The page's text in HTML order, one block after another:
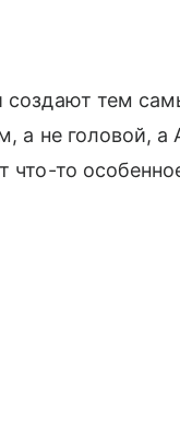
создают тем
а не головой, а
что-то